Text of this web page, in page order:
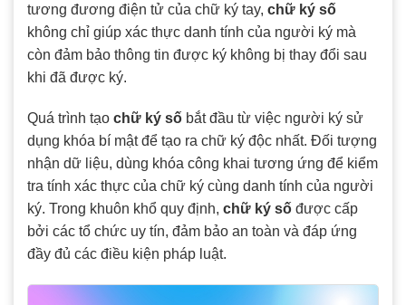
tương đương điện tử của chữ ký tay, chữ ký số
không chỉ giúp xác thực danh tính của người ký mà
còn đảm bảo thông tin được ký không bị thay đổi sau
khi đã được ký.
Quá trình tạo chữ ký số bắt đầu từ việc người ký sử
dụng khóa bí mật để tạo ra chữ ký độc nhất. Đối tượng
nhận dữ liệu, dùng khóa công khai tương ứng để kiểm
tra tính xác thực của chữ ký cùng danh tính của người
ký. Trong khuôn khổ quy định, chữ ký số được cấp
bởi các tổ chức uy tín, đảm bảo an toàn và đáp ứng
đầy đủ các điều kiện pháp luật.